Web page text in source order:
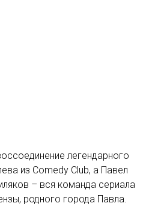
легендарного
из Comedy Club, а Павел
– вся команда сериала
родного города Павла.